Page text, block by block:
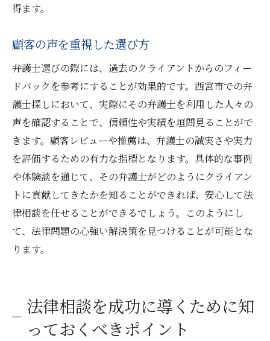
得ます。
顧客の声を重視した選び方
弁護士選びの際には、過去のクライアントからのフィー
ドバックを参考にすることが効果的です。西宮市での弁
護士探しにおいて、実際にその弁護士を利用した人々の
声を確認することで、信頼性や実績を垣間見ることがで
きます。顧客レビューや推薦は、弁護士の誠実さや実力
を評価するための有力な指標となります。具体的な事例
や体験談を通じて、その弁護士がどのようにクライアン
トに貢献してきたかを知ることができれば、安心して法
律相談を任せることができるでしょう。このようにし
て、法律問題の心強い解決策を見つけることが可能とな
ります。
法律相談を成功に導くために知
っておくべきポイント